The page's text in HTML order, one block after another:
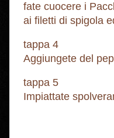
fate cuocere i
ai filetti di spigola
tappa 4
Aggiungete del
tappa 5
Impiattate